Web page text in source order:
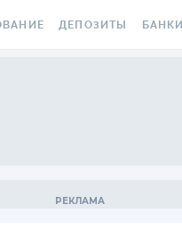
ДЕПОЗИТЫ БАНКИ